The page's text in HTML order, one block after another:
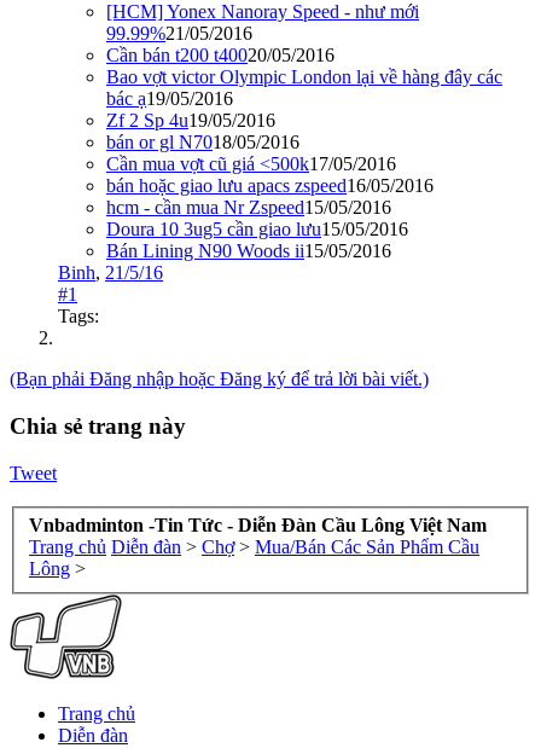
[HCM] Yonex Nanoray Speed - như mới
99.99%21/05/2016
Cần bán t200 t40020/05/2016
Bao vợt victor Olympic London lại về hàng đây các
bác ạ19/05/2016
Zf 2 Sp 4u19/05/2016
bán or gl N7018/05/2016
Cần mua vợt cũ giá <500k17/05/2016
bán hoặc giao lưu apacs zspeed16/05/2016
hcm - cần mua Nr Zspeed15/05/2016
Doura 10 3ug5 cần giao lưu15/05/2016
Bán Lining N90 Woods ii15/05/2016
Binh, 21/5/16
#1
Tags:
(Bạn phải Đăng nhập hoặc Đăng ký để trả lời bài viết.)
Chia sẻ trang này
Tweet
Vnbadminton -Tin Tức - Diễn Đàn Cầu Lông Việt Nam
Trang chủ Diễn đàn > Chợ > Mua/Bán Các Sản Phẩm Cầu
Lông >
Trang chủ
Diễn đàn